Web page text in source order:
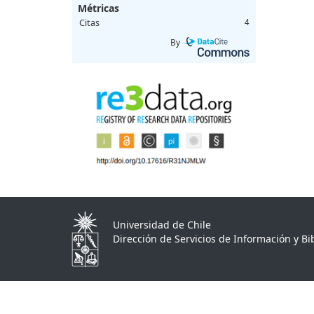
Métricas
Citas 4
By
Universidad de Chile
Dirección de Servicios de Información y